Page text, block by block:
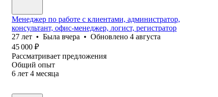
Менеджер по работе с клиентами, администратор,
консультант, офис-менеджер, логист, регистратор
27 лет • Была вчера • Обновлено 4 августа
45 000 ₽
Рассматривает предложения
Общий опыт
6 лет 4 месяца